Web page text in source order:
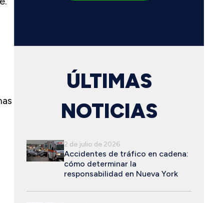
ÚLTIMAS
NOTICIAS
2 de julio de 2026
Accidentes de tráfico en cadena:
cómo determinar la
responsabilidad en Nueva York